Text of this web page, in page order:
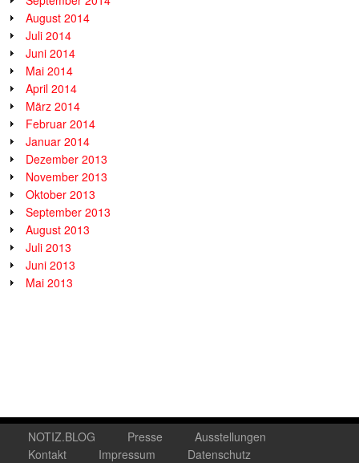
August 2014
Juli 2014
Juni 2014
Mai 2014
April 2014
März 2014
Februar 2014
Januar 2014
Dezember 2013
November 2013
Oktober 2013
September 2013
August 2013
Juli 2013
Juni 2013
Mai 2013
NOTIZ.BLOG Presse
Ausstellungen
Kontakt
Impressum Datenschutz